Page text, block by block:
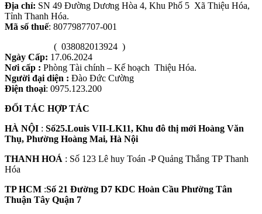
Địa chỉ: SN 49 Đường Dương Hòa 4, Khu Phố 5 Xã Thiệu Hóa,
Tỉnh Thanh Hóa.
Mã số thuế: 8077987707-001
( 038082013924 )
Ngày Cấp: 17.06.2024
Nơi cấp : Phòng Tài chính – Kế hoạch Thiệu Hóa.
Người đại diện : Đào Đức Cường
Điện thoại: 0975.123.200
ĐỐI TÁC HỢP TÁC
HÀ NỘI : Số25.Louis VII-LK11, Khu đô thị mới Hoàng Văn
Thụ, Phường Hoàng Mai, Hà Nội
THANH HOÁ : Số 123 Lê huy Toán -P Quảng Thắng TP Thanh
Hóa
TP HCM :Số 21 Đường D7 KDC Hoàn Cầu Phường Tân
Thuận Tây Quận 7